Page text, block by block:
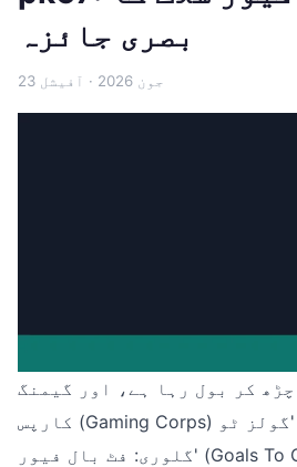
بصری جائزہ
23 جون 2026 · آفیشل
کر بول رہا ہے، اور گیمنگ
کارپس (Gaming Corps) کا نیا تخلیق کردہ 'گولز ٹو
گلوری: فٹ بال فیور' (Goals To Glory: Football Fever)